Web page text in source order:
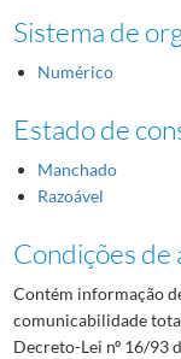
Sistema de
Numérico
Estado de
Manchado
Razoável
Condições de
Contém informação
comunicabilidade
Decreto-Lei nº 16/93